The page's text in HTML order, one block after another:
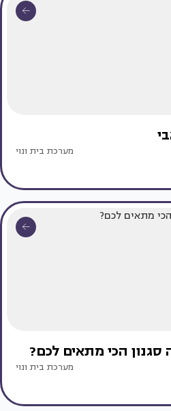
מערכת בית ונוי
הכי מתאים לכם?
מערכת בית ונוי